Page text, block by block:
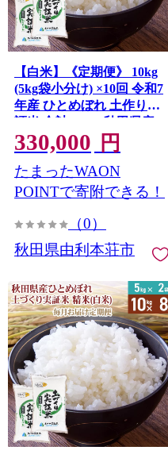
【白米】《定期便》 10kg
(5kg袋小分け) ×10回 令和7
年産 ひとめぼれ 土作り実
証米 合計100kg 秋田県産
秋田県由利本荘市
330,000 円
たまったWAON
POINTで寄附できる！
（0）
秋田県由利本荘市